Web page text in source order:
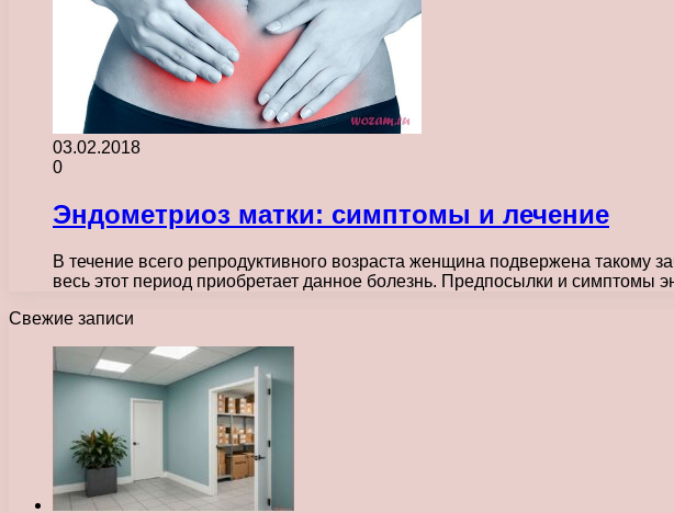
03.02.2018
0
Эндометриоз матки: симптомы и лечение
В течение всего репродуктивного возраста женщина подвержена такому
весь этот период приобретает данное болезнь. Предпосылки и симптомы
Свежие записи